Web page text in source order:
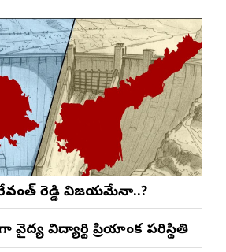
రేవంత్ రెడ్డి విజయమేనా..?
విద్యార్థిని ప్రియాంక పరిస్థితి